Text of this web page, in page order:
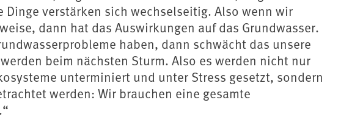
verstärken sich wechselseitig. Also wenn wir
dann hat das Auswirkungen auf das Grundwasser.
haben, dann schwächt das unsere
beim nächsten Sturm. Also es werden nicht nur
unterminiert und unter Stress gesetzt, sondern
werden: Wir brauchen eine gesamte